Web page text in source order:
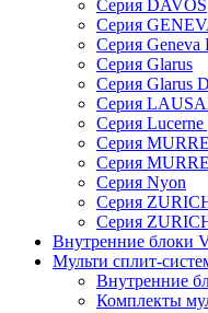
Серия DAVOS
Серия
Серия Geneva
Серия Glarus
Серия Glarus
Серия
Серия Lucerne
Серия
Серия
Серия Nyon
Серия
Серия
Внутренние блоки
Мульти сплит-
Внутренние
Комплекты